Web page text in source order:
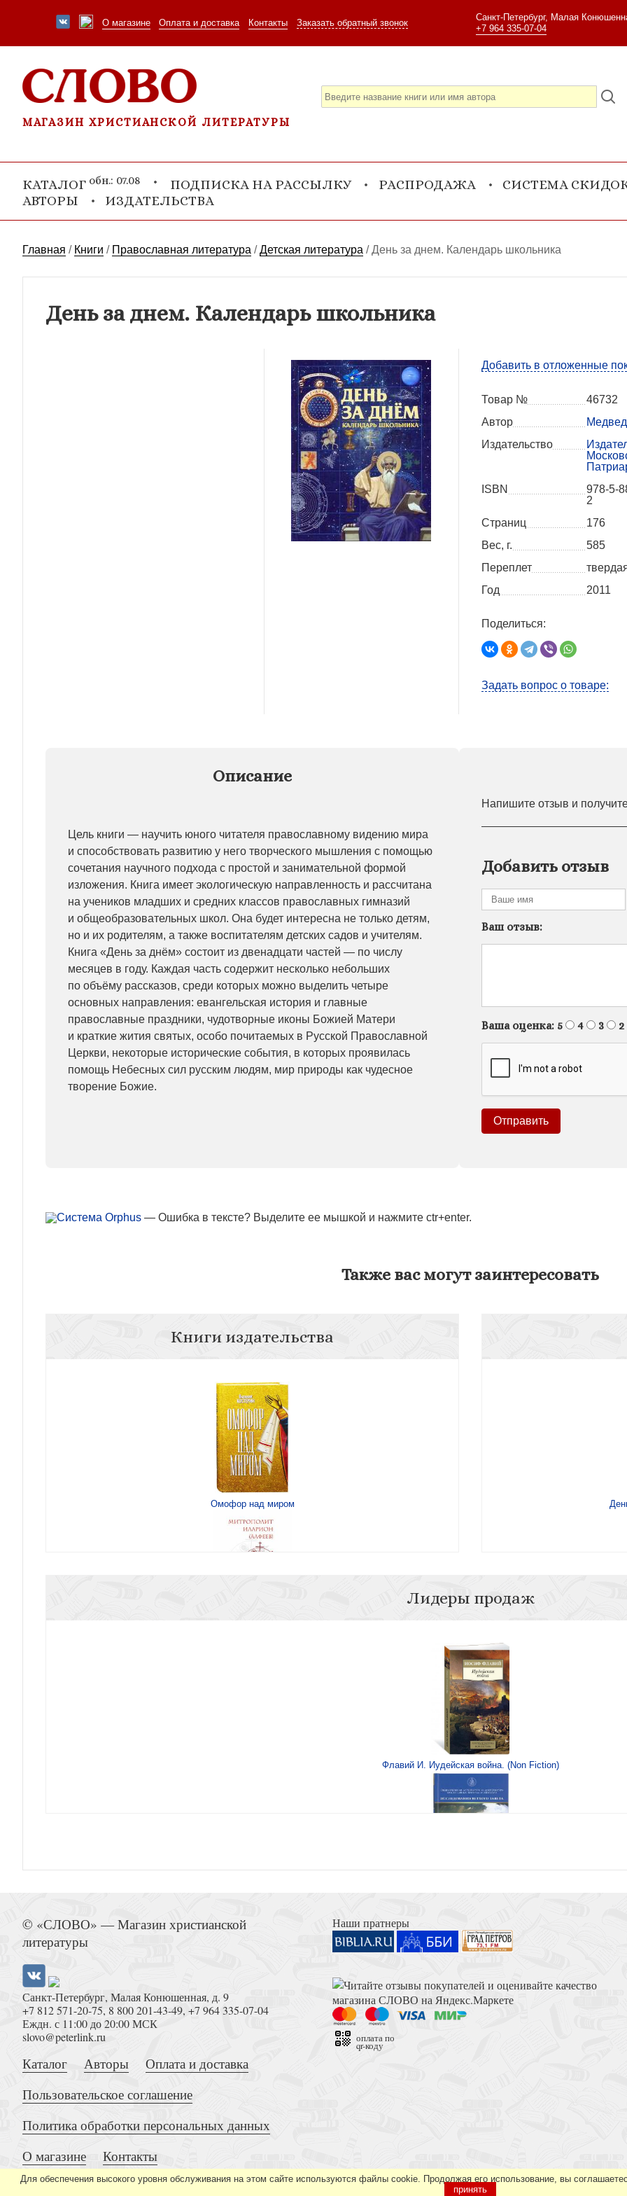
О магазине Оплата и доставка Контакты Заказать обратный звонок
Санкт-Петербург, Малая
+7 964 335-07-04
МАГАЗИН ХРИСТИАНСКОЙ ЛИТЕРАТУРЫ
КАТАЛОГ обн.: 07.08 ПОДПИСКА НА РАССЫЛКУ РАСПРОДАЖА
СИСТЕМА
АВТОРЫ
ИЗДАТЕЛЬСТВА
Главная / Книги / Православная литература /Детская литература /День за днем. Календарь школьника
День за днем. Календарь школьника
Добавить в отложенные
Товар №
46732
Автор
Издательство
ISBN
978-5-
2
Страниц
176
Вес, г.
585
Переплет
Год
2011
Поделиться:
Задать вопрос о товаре:
Описание
Цель книги — научить юного читателя православному видению мира
и способствовать развитию у него творческого мышления с помощью
сочетания научного подхода с простой и занимательной формой
изложения. Книга имеет экологическую направленность и рассчитана
на учеников младших и средних классов православных гимназий
и общеобразовательных школ. Она будет интересна не только детям,
но и их родителям, а также воспитателям детских садов и учителям.
Книга «День за днём» состоит из двенадцати частей — по числу
месяцев в году. Каждая часть содержит несколько небольших
по объёму рассказов, среди которых можно выделить четыре
основных направления: евангельская история и главные
православные праздники, чудотворные иконы Божией Матери
и краткие жития святых, особо почитаемых в Русской Православной
Церкви, некоторые исторические события, в которых проявилась
помощь Небесных сил русским людям, мир природы как чудесное
творение Божие.
Напишите отзыв и
Добавить отзыв
Ваш отзыв:
Ваша оценка: 5 4 3 2
— Ошибка в тексте? Выделите ее мышкой и нажмите ctr+enter.
Также вас могут заинтересовать
Книги издательства
Омофор над миром
Сыновья одной матери
Лидеры продаж
Флавий И. Иудейская война. (Non Fiction)
Книга Иисуса Навина
Толкование на Апокалипсис (Тихоний Африканский)
© «СЛОВО» — Магазин христианской
литературы
Санкт-Петербург, Малая Конюшенная, д. 9
+7 812 571-20-75, 8 800 201-43-49, +7 964 335-07-04
Еждн. с 11:00 до 20:00 МСК
slovo@peterlink.ru
Каталог Авторы
Оплата и доставка
Пользовательское соглашение
Политика обработки персональных данных
О магазине
Контакты
Наши пратнеры
оплата по
qr-коду
Для обеспечения высокого уровня обслуживания на этом сайте используются файлы cookie. Продолжая его использование, вы
принять